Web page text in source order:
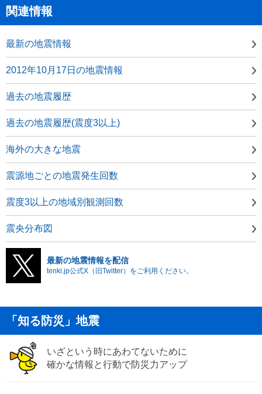
関連情報
最新の地震情報
2012年10月17日の地震情報
過去の地震履歴
過去の地震履歴(震度3以上)
海外の大きな地震
震源地ごとの地震発生回数
震度3以上の地域別観測回数
震央分布図
最新の地震情報を配信
tenki.jp公式X（旧Twitter）をご利用ください。
「知る防災」地震
いざという時にあわてないために
確かな情報と行動で防災力アップ